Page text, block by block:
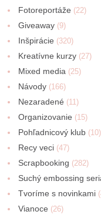
Fotoreportáže (22)
Giveaway (9)
Inšpirácie (320)
Kreatívne kurzy (27)
Mixed media (25)
Návody (166)
Nezaradené (11)
Organizovanie (15)
Pohľadnicový klub (10)
Recy veci (47)
Scrapbooking (282)
Suchý embossing
Tvoríme s novinkami
Vianoce (26)